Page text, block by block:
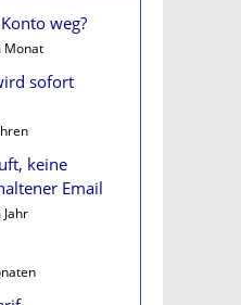
weg?
Monat
sofort
keine
Email